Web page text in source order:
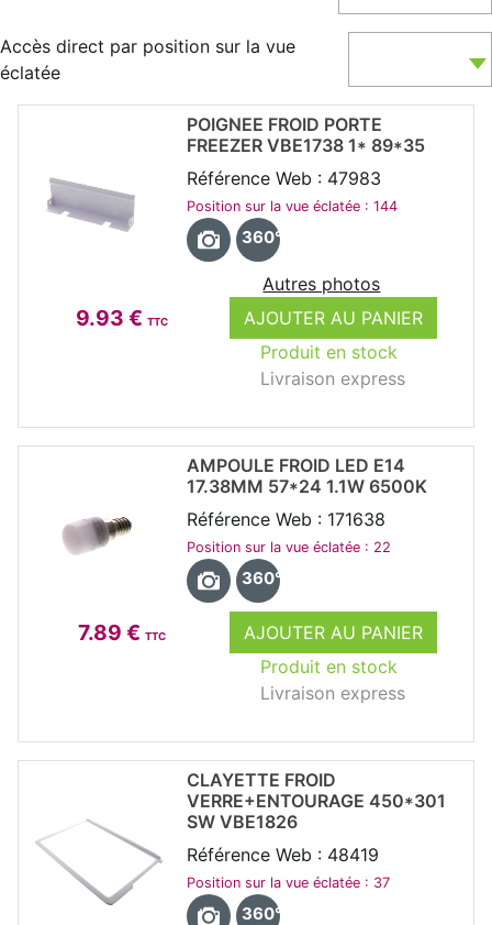
Accès direct par position sur la vue
éclatée
9.93 € TTC
AJOUTER AU PANIER
Produit en stock
Livraison express
POIGNEE FROID PORTE
FREEZER VBE1738 1* 89*35
Référence Web : 47983
Position sur la vue éclatée : 144
360°
Autres photos
7.89 € TTC
AJOUTER AU PANIER
Produit en stock
Livraison express
AMPOULE FROID LED E14
17.38MM 57*24 1.1W 6500K
Référence Web : 171638
Position sur la vue éclatée : 22
360°
CLAYETTE FROID
VERRE+ENTOURAGE 450*301
SW VBE1826
Référence Web : 48419
Position sur la vue éclatée : 37
360°